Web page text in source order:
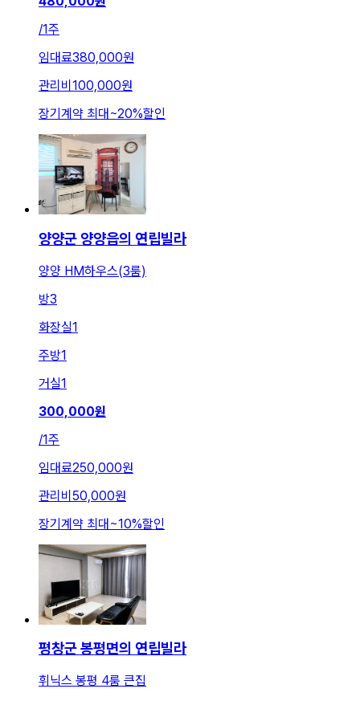
/1주
임대료380,000원
관리비 100,000원
장기계약 최대~20%할인
양양군 양양읍의 연립빌라
양양 HM하우스(3룸)
방3
화장실1
주방1
거실1
300,000원
/1주
임대료250,000원
관리비 50,000원
장기계약 최대~10%할인
평창군 봉평면의 연립빌라
휘닉스 봉평 4룸 큰집